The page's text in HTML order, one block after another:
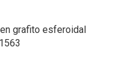
grafito esferoidal